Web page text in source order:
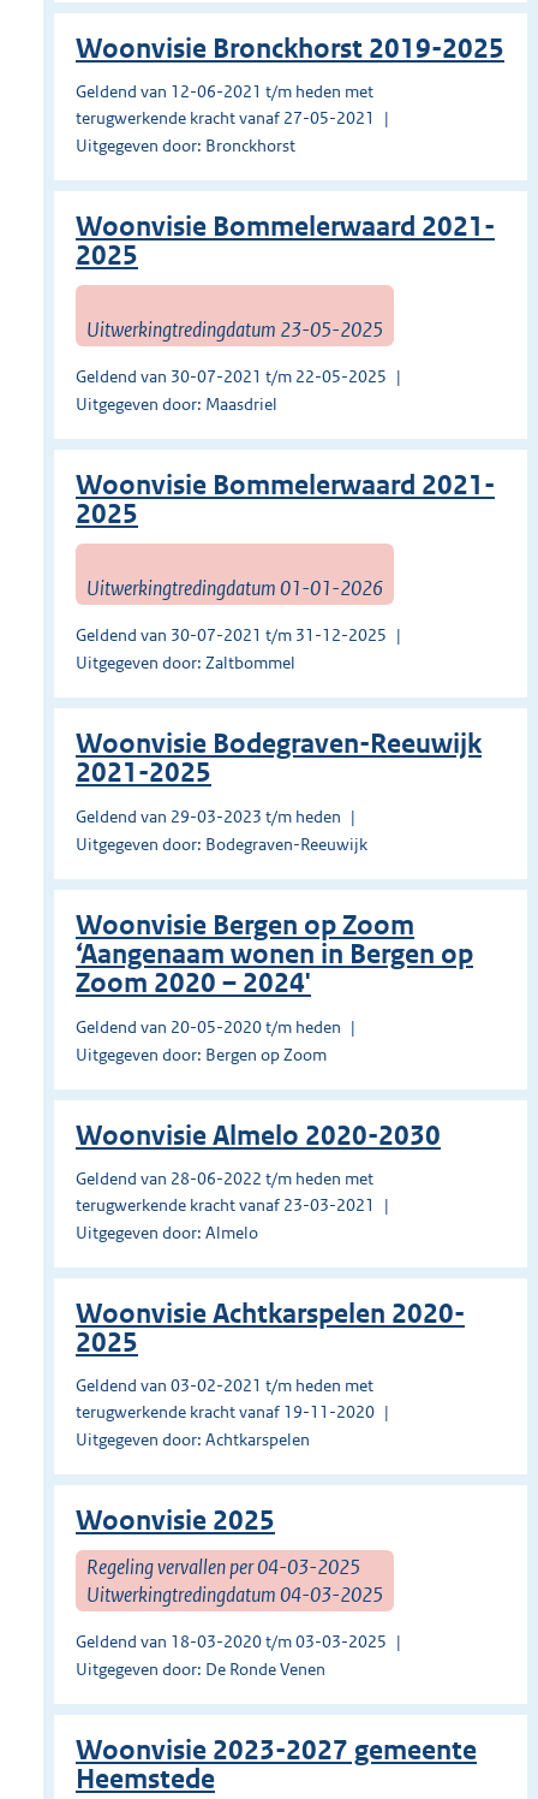
Woonvisie Bronckhorst 2019-2025
Geldend van 12-06-2021 t/m heden met
terugwerkende kracht vanaf 27-05-2021
Uitgegeven door: Bronckhorst
Woonvisie Bommelerwaard 2021-
2025
Uitwerkingtredingdatum 23-05-2025
Geldend van 30-07-2021 t/m 22-05-2025
Uitgegeven door: Maasdriel
Woonvisie Bommelerwaard 2021-
2025
Uitwerkingtredingdatum 01-01-2026
Geldend van 30-07-2021 t/m 31-12-2025
Uitgegeven door: Zaltbommel
Woonvisie Bodegraven-Reeuwijk
2021-2025
Geldend van 29-03-2023 t/m heden
Uitgegeven door: Bodegraven-Reeuwijk
Woonvisie Bergen op Zoom
‘Aangenaam wonen in Bergen op
Zoom 2020 – 2024'
Geldend van 20-05-2020 t/m heden
Uitgegeven door: Bergen op Zoom
Woonvisie Almelo 2020-2030
Geldend van 28-06-2022 t/m heden met
terugwerkende kracht vanaf 23-03-2021
Uitgegeven door: Almelo
Woonvisie Achtkarspelen 2020-
2025
Geldend van 03-02-2021 t/m heden met
terugwerkende kracht vanaf 19-11-2020
Uitgegeven door: Achtkarspelen
Woonvisie 2025
Regeling vervallen per 04-03-2025
Uitwerkingtredingdatum 04-03-2025
Geldend van 18-03-2020 t/m 03-03-2025
Uitgegeven door: De Ronde Venen
Woonvisie 2023-2027 gemeente
Heemstede